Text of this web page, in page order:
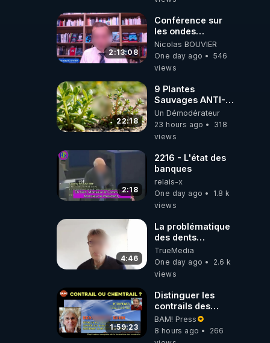
2:13:08
Conférence sur
les ondes
électromagnétiques
par Grégoire
Caustru et Bart de
Nicolas BOUVIER
One day ago
546
views
22:18
9 Plantes
Sauvages ANTI-
FAMINE: ces
Ressources
Haies
Un Démodérateur
23 hours ago
318
views
2:18
2216 - L'état des
banques
relais-x
One day ago
1.8 k
views
4:46
La problématique
des dents
dévitalisées et
des implants
TrueMedia
One day ago
2.6 k
views
1:59:23
Distinguer les
contrails des
chemtrails par
Bernadette Bihin
BAM! Press
8 hours ago
266